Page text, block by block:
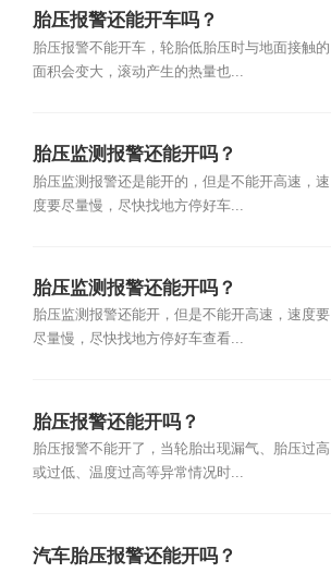
胎压报警还能开车吗？
胎压报警不能开车，轮胎低胎压时与地面接触的
面积会变大，滚动产生的热量也...
胎压监测报警还能开吗？
胎压监测报警还是能开的，但是不能开高速，速
度要尽量慢，尽快找地方停好车...
胎压监测报警还能开吗？
胎压监测报警还能开，但是不能开高速，速度要
尽量慢，尽快找地方停好车查看...
胎压报警还能开吗？
胎压报警不能开了，当轮胎出现漏气、胎压过高
或过低、温度过高等异常情况时...
汽车胎压报警还能开吗？